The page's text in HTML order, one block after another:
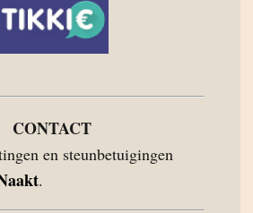
CONTACT
en steunbetuigingen
.